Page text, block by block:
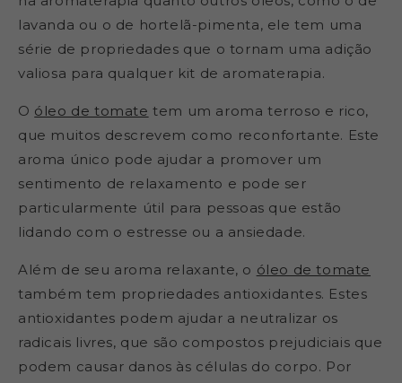
lavanda ou o de hortelã-pimenta, ele tem uma
série de propriedades que o tornam uma adição
valiosa para qualquer kit de aromaterapia.
O óleo de tomate tem um aroma terroso e rico,
que muitos descrevem como reconfortante. Este
aroma único pode ajudar a promover um
sentimento de relaxamento e pode ser
particularmente útil para pessoas que estão
lidando com o estresse ou a ansiedade.
Além de seu aroma relaxante, o óleo de tomate
também tem propriedades antioxidantes. Estes
antioxidantes podem ajudar a neutralizar os
radicais livres, que são compostos prejudiciais que
podem causar danos às células do corpo. Por